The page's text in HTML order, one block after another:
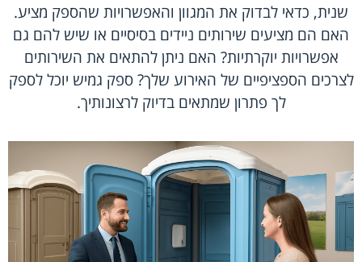
שנית, כדאי לבדוק את המגוון והאפשרויות שהספק מציע.
האם הם מציעים שירותים ניידים בסיסיים או שיש להם גם
אפשרויות יוקרתיות? האם ניתן להתאים את השירותים
לצרכים הספציפיים של האירוע שלך? ספק גמיש יוכל לספק
לך פתרון שמתאים בדיוק לרצונותיך.